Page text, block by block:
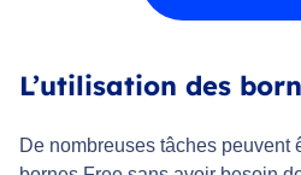
L’utilisation des
De nombreuses tâches peuvent